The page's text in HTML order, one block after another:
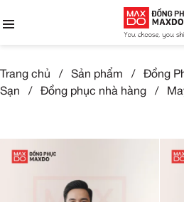
Trang chủ / Sản phẩm /
Đồng
Sạn
/ Đồng phục nhà hàng /